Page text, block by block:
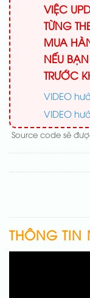
VIỆC
TỪNG
MUA
NẾU
TRƯỚC
VIDEO
VIDEO
Source code sẽ
THÔNG TIN